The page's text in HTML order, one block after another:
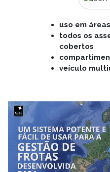
uso em
todos os
cobertos
veículo